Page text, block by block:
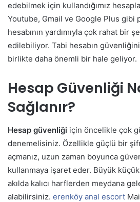
edebilmek için kullandığımız
Youtube, Gmail ve Google Plus gibi
hesabının yardımıyla çok rahat bir
edilebiliyor. Tabi hesabın
birlikte daha önemli bir hale geliyor.
Hesap Güvenliği
Sağlanır?
Hesap güvenliği için öncelikle çok
denemelisiniz. Özellikle güçlü bir
açmanız, uzun zaman boyunca
kullanmaya işaret eder. Büyük
akılda kalıcı harflerden meydana
alabilirsiniz. erenköy anal escort